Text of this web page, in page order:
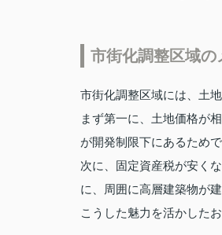
市街化調整区域
市街化調整区域には、土
まず第一に、土地価格が
が開発制限下にあるため
次に、固定資産税が安く
に、周囲に高層建築物が
こうした魅力を活かした